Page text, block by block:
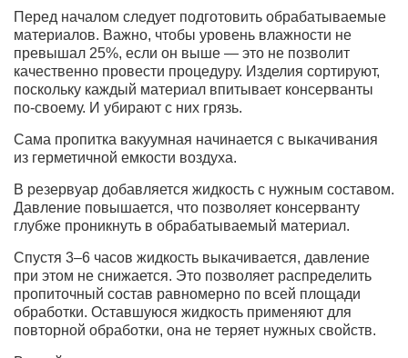
Перед началом следует подготовить обрабатываемые
материалов. Важно, чтобы уровень влажности не
превышал 25%, если он выше — это не позволит
качественно провести процедуру. Изделия сортируют,
поскольку каждый материал впитывает консерванты
по-своему. И убирают с них грязь.
Сама пропитка вакуумная начинается с выкачивания
из герметичной емкости воздуха.
В резервуар добавляется жидкость с нужным составом.
Давление повышается, что позволяет консерванту
глубже проникнуть в обрабатываемый материал.
Спустя 3–6 часов жидкость выкачивается, давление
при этом не снижается. Это позволяет распределить
пропиточный состав равномерно по всей площади
обработки. Оставшуюся жидкость применяют для
повторной обработки, она не теряет нужных свойств.